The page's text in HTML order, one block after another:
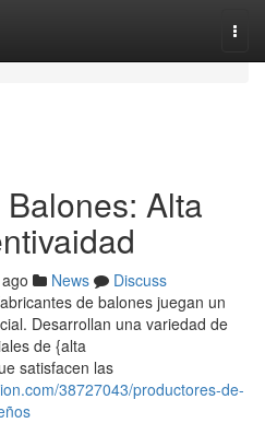
Alta
News
Discuss
de balones juegan un
Desarrollan una variedad de
de {alta
satisfacen las
38727043/productores-de-